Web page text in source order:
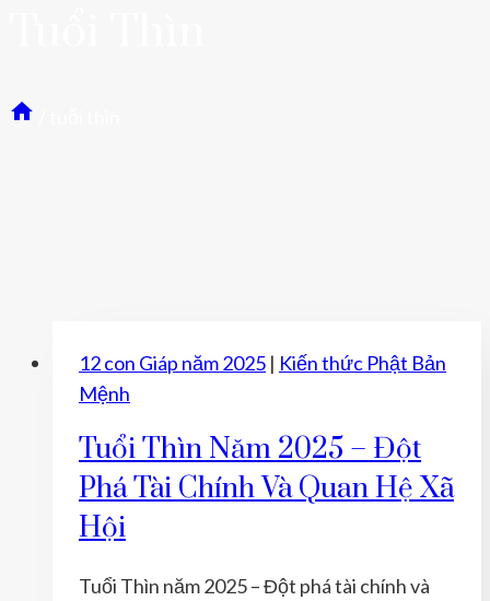
12 con Giáp năm 2025 | Kiến thức Phật Bản
Mệnh
Tuổi Thìn Năm 2025 – Đột
Phá Tài Chính Và Quan Hệ Xã
Hội
Tuổi Thìn năm 2025 – Đột phá tài chính và